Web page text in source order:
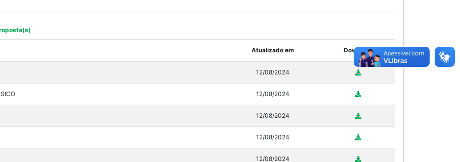
Atualizado em Download
12/08/2024
12/08/2024
12/08/2024
12/08/2024
12/08/2024